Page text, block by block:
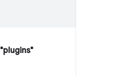
"plugins"